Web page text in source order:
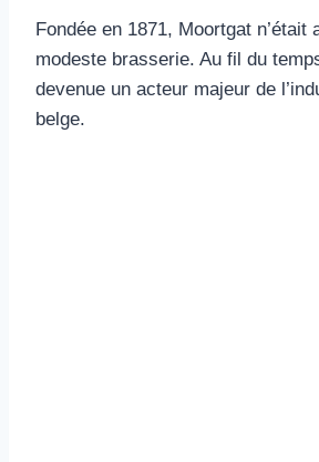
Fondée en 1871, Moortgat n’était
modeste brasserie. Au fil du
devenue un acteur majeur de
belge.